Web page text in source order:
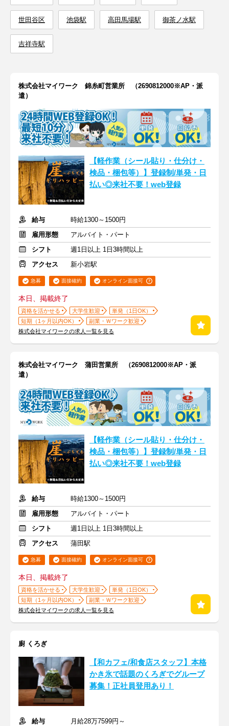
世田谷区 池袋駅 高田馬場駅 御茶ノ水駅
吉祥寺駅
株式会社マイワーク 錦糸町営業所 （2690812000※AP・派
遣）
【軽作業（シール貼り・仕分け・
検品・梱包等）】登録制/単発・日
払い◎来社不要！web登録
給与
時給1300～1500円
雇用形態
アルバイト・パート
シフト
週1日以上 1日3時間以上
アクセス
新小岩駅
急募 面接確約 オンライン面接可
本日、掲載終了
資格を活かせる 大学生歓迎
単発（1日OK）
短期（1ヶ月以内OK）
副業・Ｗワーク歓迎
株式会社マイワークの求人一覧を見る
株式会社マイワーク 蒲田営業所 （2690812000※AP・派
遣）
【軽作業（シール貼り・仕分け・
検品・梱包等）】登録制/単発・日
払い◎来社不要！web登録
給与
時給1300～1500円
雇用形態
アルバイト・パート
シフト
週1日以上 1日3時間以上
アクセス
蒲田駅
急募 面接確約 オンライン面接可
本日、掲載終了
資格を活かせる 大学生歓迎
単発（1日OK）
短期（1ヶ月以内OK）
副業・Ｗワーク歓迎
株式会社マイワークの求人一覧を見る
廚 くろぎ
【和カフェ/和食店スタッフ】本格
かき氷で話題のくろぎでグループ
募集！正社員登用あり！
給与
月給28万7599円～